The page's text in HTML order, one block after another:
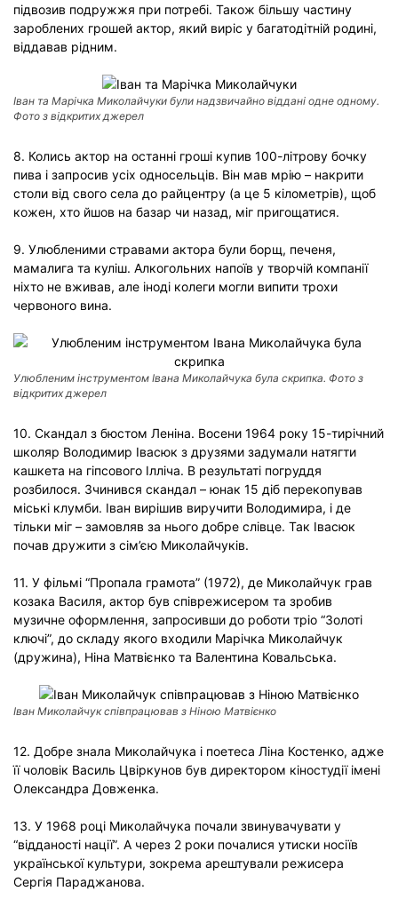
підвозив подружжя при потребі. Також більшу частину
зароблених грошей актор, який виріс у багатодітній родині,
віддавав рідним.
Іван та Марічка Миколайчуки були надзвичайно віддані одне одному.
Фото з відкритих джерел
8. Колись актор на останні гроші купив 100-літрову бочку
пива і запросив усіх односельців. Він мав мрію – накрити
столи від свого села до райцентру (а це 5 кілометрів), щоб
кожен, хто йшов на базар чи назад, міг пригощатися.
9. Улюбленими стравами актора були борщ, печеня,
мамалига та куліш. Алкогольних напоїв у творчій компанії
ніхто не вживав, але іноді колеги могли випити трохи
червоного вина.
Улюбленим інструментом Івана Миколайчука була скрипка. Фото з
відкритих джерел
10. Скандал з бюстом Леніна. Восени 1964 року 15-тирічний
школяр Володимир Івасюк з друзями задумали натягти
кашкета на гіпсового Ілліча. В результаті погруддя
розбилося. Зчинився скандал – юнак 15 діб перекопував
міські клумби. Іван вирішив виручити Володимира, і де
тільки міг – замовляв за нього добре слівце. Так Івасюк
почав дружити з сім’єю Миколайчуків.
11. У фільмі “Пропала грамота” (1972), де Миколайчук грав
козака Василя, актор був співрежисером та зробив
музичне оформлення, запросивши до роботи тріо “Золоті
ключі”, до складу якого входили Марічка Миколайчук
(дружина), Ніна Матвієнко та Валентина Ковальська.
Іван Миколайчук співпрацював з Ніною Матвієнко
12. Добре знала Миколайчука і поетеса Ліна Костенко, адже
її чоловік Василь Цвіркунов був директором кіностудії імені
Олександра Довженка.
13. У 1968 році Миколайчука почали звинувачувати у
“відданості нації”. А через 2 роки почалися утиски носіїв
української культури, зокрема арештували режисера
Сергія Параджанова.